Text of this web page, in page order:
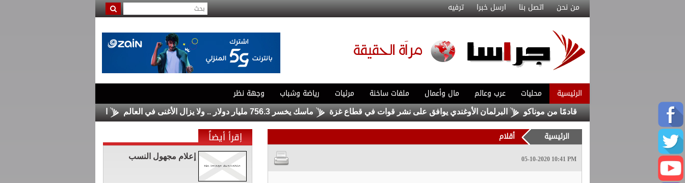
من نحن اتصل بنا ارسل خبرا ترفيه
الرئيسية محليات عرب وعالم مال وأعمال ملفات ساخنة مرئيات رياضة وشباب وجهة نظر
مع ماغنيس أكليوش قادمًا من موناكو البرلمان الأوغندي يوافق على نشر قوات في قطاع غزة ماسك يخسر 756.3 مليار دولار .. ولا يزال الأغنى في العالم الأسواق الأوروبية تغلق على مكاسب
الرئيسية أقلام
05-10-2020 10:41 PM
إقرأ أيضاً
إعلام مجهول النسب